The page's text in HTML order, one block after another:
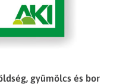
gyümölcs és bor